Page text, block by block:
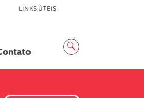
LINKS ÚTEIS
Busca